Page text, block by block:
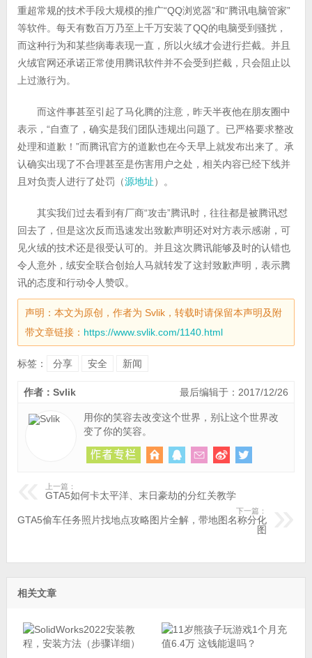
重超常规的技术手段大规模的推广“QQ浏览器”和“腾讯电脑管家”
等软件。每天有数百万乃至上千万安装了QQ的电脑受到骚扰，
而这种行为和某些病毒表现一直，所以火绒才会进行拦截。并且
火绒官网还承诺正常使用腾讯软件并不会受到拦截，只会阻止以
上过激行为。
而这件事甚至引起了马化腾的注意，昨天半夜他在朋友圈中
表示，“自查了，确实是我们团队违规出问题了。已严格要求整改
处理和道歉！”而腾讯官方的道歉也在今天早上就发布出来了。承
认确实出现了不合理甚至是伤害用户之处，相关内容已经下线并
且对负责人进行了处罚（源地址）。
其实我们过去看到有厂商“攻击”腾讯时，往往都是被腾讯怼
回去了，但是这次反而迅速发出致歉声明还对对方表示感谢，可
见火绒的技术还是很受认可的。并且这次腾讯能够及时的认错也
令人意外，绒安全联合创始人马就转发了这封致歉声明，表示腾
讯的态度和行动令人赞叹。
声明：本文为原创，作者为 Svlik，转载时请保留本声明及附
带文章链接： https://www.svlik.com/1140.html
标签： 分享 安全 新闻
最后编辑于：2017/12/26
作者：Svlik
用你的笑容去改变这个世界，别让这个世界改
变了你的笑容。
上一篇：
GTA5如何卡太平洋、末日豪劫的分红关教学
下一篇：
GTA5偷车任务照片找地点攻略图片全解，带地图名称分化
图
相关文章